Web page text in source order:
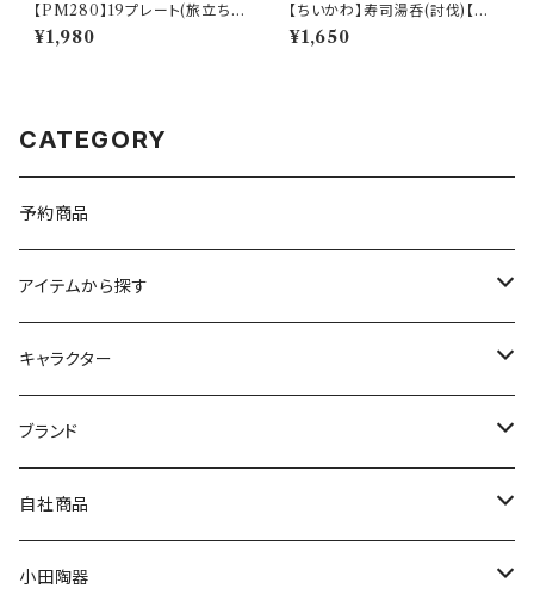
【PM280】19プレート(旅立ち)
【Daily Sketch】PM285-330
¥1,980
【ちいかわ】寿司湯呑(討伐)【CK
W50】CKW52-327
¥1,650
CATEGORY
予約商品
アイテムから探す
九谷焼
マグ＆カップ
プレート
ボウル
キャラクター
ムーミン
80th記念アイテム
リトルミイの日記念アイテム
MOOMIN ANIMATION
スヌーピー
ブランド
LA AMYS(エミーズ)
LISA LARSON(リサラーソン)
自社商品
ねこ企画
小田陶器